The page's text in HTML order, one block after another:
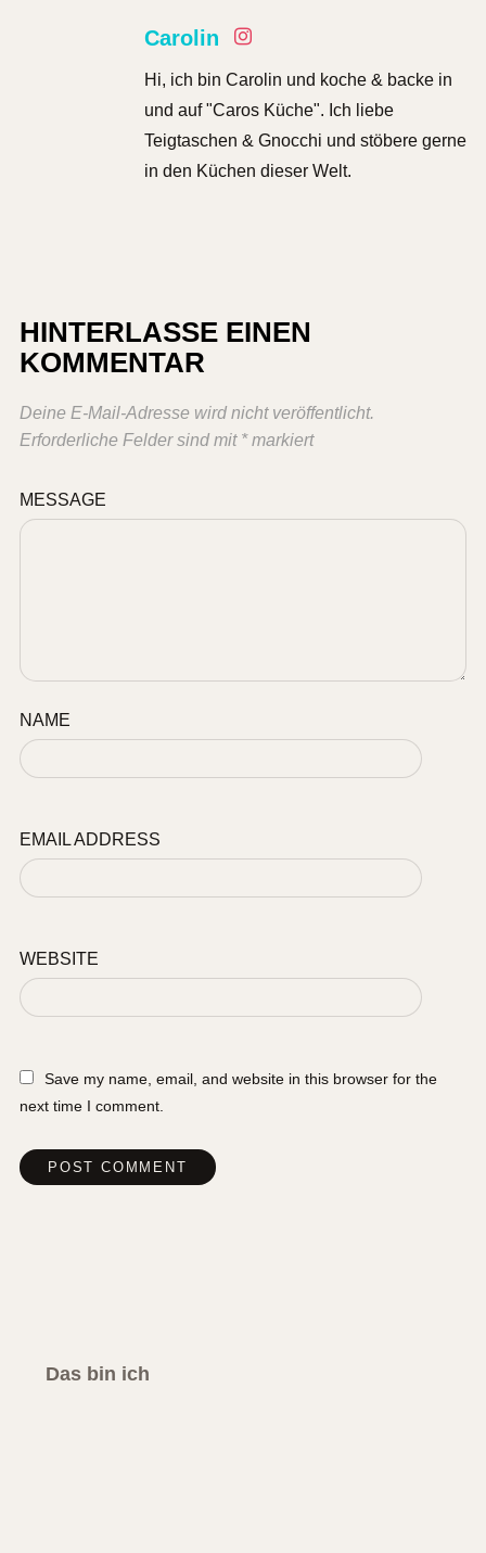
Carolin
Hi, ich bin Carolin und koche & backe in
und auf "Caros Küche". Ich liebe
Teigtaschen & Gnocchi und stöbere gerne
in den Küchen dieser Welt.
HINTERLASSE EINEN
KOMMENTAR
Deine E-Mail-Adresse wird nicht veröffentlicht.
Erforderliche Felder sind mit *markiert
MESSAGE
NAME
EMAIL ADDRESS
WEBSITE
Save my name, email, and website in this browser for the
next time I comment.
Das bin ich